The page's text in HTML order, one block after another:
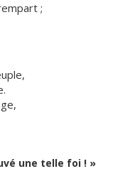
;
une telle foi ! »